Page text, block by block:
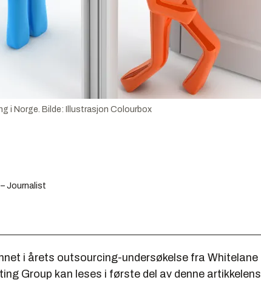
i Norge. Bilde: Illustrasjon Colourbox
– Journalist
i årets outsourcing-undersøkelse fra Whitelane
Group kan leses i første del av denne artikkelens